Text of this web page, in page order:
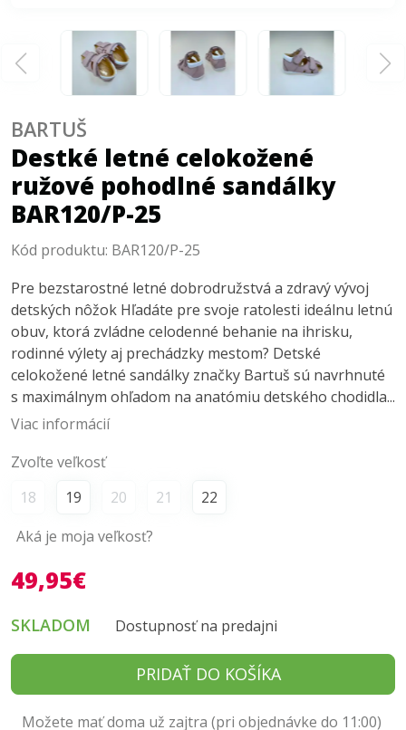
Destké letné celokožené
ružové pohodlné sandálky
BAR120/P-25
BARTUŠ
Kód produktu: BAR120/P-25
Pre bezstarostné letné dobrodružstvá a zdravý vývoj
detských nôžok Hľadáte pre svoje ratolesti ideálnu letnú
obuv, ktorá zvládne celodenné behanie na ihrisku,
rodinné výlety aj prechádzky mestom? Detské
celokožené letné sandálky značky Bartuš sú navrhnuté
s maximálnym ohľadom na anatómiu detského chodidla...
Viac informácií
Zvoľte veľkosť
18
19 20 21
22
Aká je moja veľkosť?
49,95€
SKLADOM Dostupnosť na predajni
PRIDAŤ DO KOŠÍKA
Možete mať doma už zajtra (pri objednávke do 11:00)